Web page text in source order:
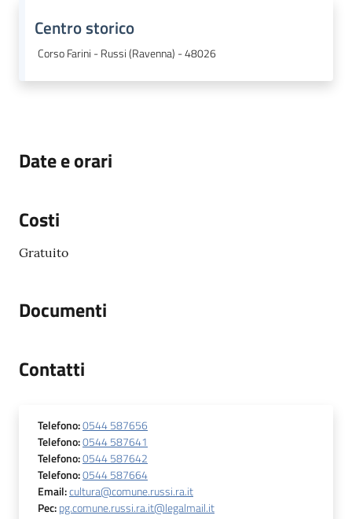
Centro storico
Corso Farini - Russi (Ravenna) - 48026
Date e orari
Costi
Gratuito
Documenti
Contatti
Telefono:0544 587656
Telefono:0544 587641
Telefono:0544 587642
Telefono:0544 587664
Email:cultura@comune.russi.ra.it
Pec:pg.comune.russi.ra.it@legalmail.it